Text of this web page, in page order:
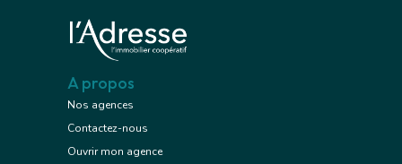
A propos
Nos agences
Contactez-nous
Ouvrir mon agence